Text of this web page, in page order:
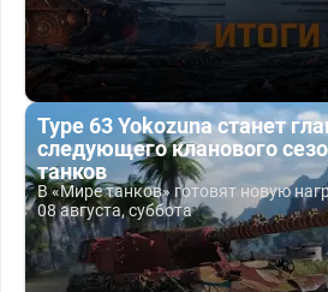
Type 63 Yokozuna станет
следующего кланового
танков
В «Мире танков» готовят новую
08 августа, суббота